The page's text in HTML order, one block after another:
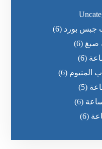
جبس بورد (6)
صبغ (6)
(6)
المنيوم (6)
(5)
(6)
(6)